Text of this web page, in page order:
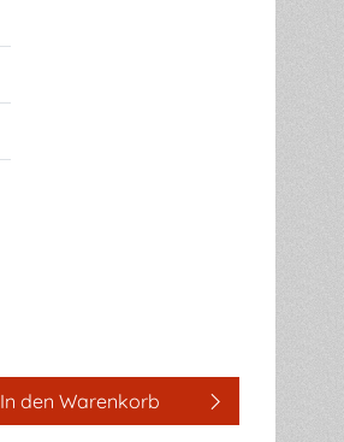
In den Warenkorb